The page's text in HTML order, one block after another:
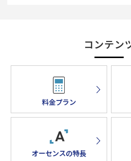
コンテン
料金プラン
オーセンスの特長